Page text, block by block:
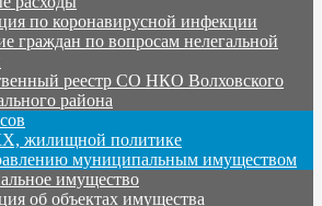
по коронавирусной инфекции
граждан по вопросам нелегальной
реестр СО НКО Волховского
района
жилищной политике
муниципальным имуществом
имущество
об объектах имущества